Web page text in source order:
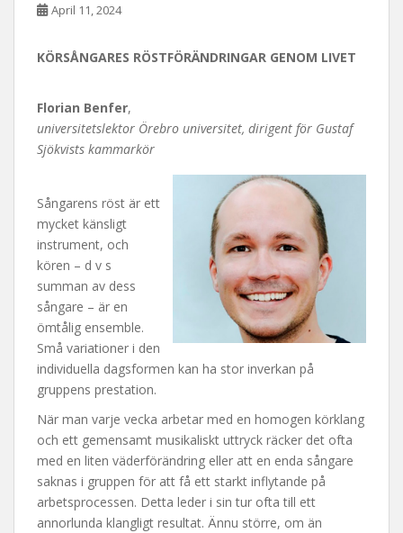
April 11, 2024
KÖRSÅNGARES RÖSTFÖRÄNDRINGAR GENOM LIVET
Florian Benfer,
universitetslektor Örebro universitet, dirigent för Gustaf
Sjökvists kammarkör
Sångarens röst är ett
mycket känsligt
instrument, och
kören – d v s
summan av dess
sångare – är en
ömtålig ensemble.
Små variationer i den
individuella dagsformen kan ha stor inverkan på
gruppens prestation.
När man varje vecka arbetar med en homogen körklang
och ett gemensamt musikaliskt uttryck räcker det ofta
med en liten väderförändring eller att en enda sångare
saknas i gruppen för att få ett starkt inflytande på
arbetsprocessen. Detta leder i sin tur ofta till ett
annorlunda klangligt resultat. Ännu större, om än